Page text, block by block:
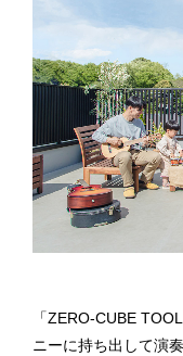
「ZERO-CUBE
ニーに持ち出して演